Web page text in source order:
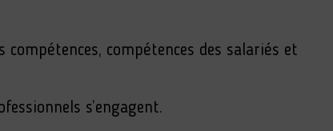
compétences des salariés et
s’engagent.